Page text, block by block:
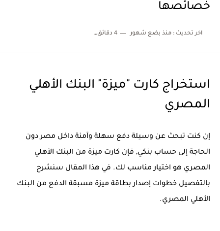
خصائصها
اخر تحديث :منذ بضع شهور 4 دقائق للقراءة
استخراج كارت "ميزة" البنك الأهلي
المصري
إن كنت تبحث عن وسيلة دفع سهلة وآمنة داخل مصر دون
الحاجة إلى حساب بنكي, فإن كارت ميزة من البنك الأهلي
المصري هو اختيار مناسب لك. في هذا المقال سنشرح
بالتفصيل خطوات إصدار بطاقة ميزة مسبقة الدفع من البنك
الأهلي المصري.